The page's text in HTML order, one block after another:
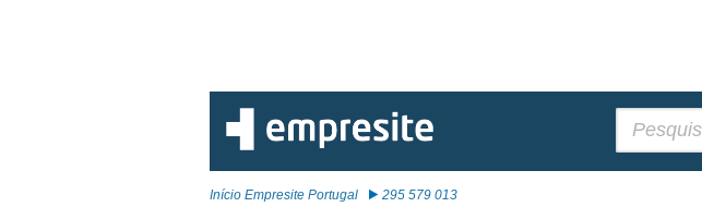
Início Empresite Portugal 295 579 013